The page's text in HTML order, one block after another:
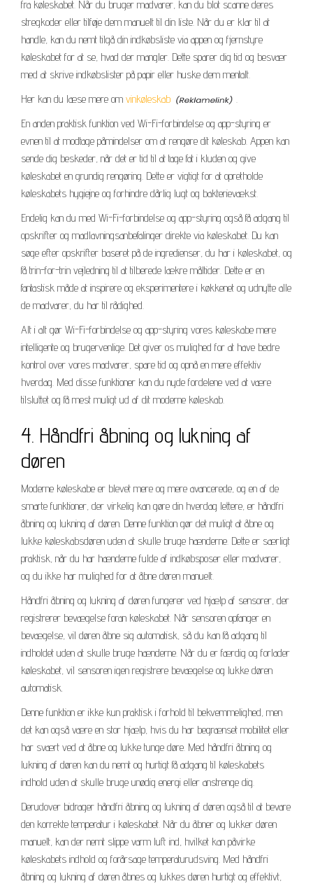
fra køleskabet. Når du bruger madvarer, kan du blot scanne deres
stregkoder eller tilføje dem manuelt til din liste. Når du er klar til at
handle, kan du nemt tilgå din indkøbsliste via appen og fjernstyre
køleskabet for at se, hvad der mangler. Dette sparer dig tid og besvær
med at skrive indkøbslister på papir eller huske dem mentalt.
Her kan du læse mere om vinkøleskab
.
En anden praktisk funktion ved Wi-Fi-forbindelse og app-styring er
evnen til at modtage påmindelser om at rengøre dit køleskab. Appen kan
sende dig beskeder, når det er tid til at tage fat i kluden og give
køleskabet en grundig rengøring. Dette er vigtigt for at opretholde
køleskabets hygiejne og forhindre dårlig lugt og bakterievækst.
Endelig kan du med Wi-Fi-forbindelse og app-styring også få adgang til
opskrifter og madlavningsanbefalinger direkte via køleskabet. Du kan
søge efter opskrifter baseret på de ingredienser, du har i køleskabet, og
få trin-for-trin vejledning til at tilberede lækre måltider. Dette er en
fantastisk måde at inspirere og eksperimentere i køkkenet og udnytte alle
de madvarer, du har til rådighed.
Alt i alt gør Wi-Fi-forbindelse og app-styring vores køleskabe mere
intelligente og brugervenlige. Det giver os mulighed for at have bedre
kontrol over vores madvarer, spare tid og opnå en mere effektiv
hverdag. Med disse funktioner kan du nyde fordelene ved at være
tilsluttet og få mest muligt ud af dit moderne køleskab.
4. Håndfri åbning og lukning af
døren
Moderne køleskabe er blevet mere og mere avancerede, og en af de
smarte funktioner, der virkelig kan gøre din hverdag lettere, er håndfri
åbning og lukning af døren. Denne funktion gør det muligt at åbne og
lukke køleskabsdøren uden at skulle bruge hænderne. Dette er særligt
praktisk, når du har hænderne fulde af indkøbsposer eller madvarer,
og du ikke har mulighed for at åbne døren manuelt.
Håndfri åbning og lukning af døren fungerer ved hjælp af sensorer, der
registrerer bevægelse foran køleskabet. Når sensoren opfanger en
bevægelse, vil døren åbne sig automatisk, så du kan få adgang til
indholdet uden at skulle bruge hænderne. Når du er færdig og forlader
køleskabet, vil sensoren igen registrere bevægelse og lukke døren
automatisk.
Denne funktion er ikke kun praktisk i forhold til bekvemmelighed, men
det kan også være en stor hjælp, hvis du har begrænset mobilitet eller
har svært ved at åbne og lukke tunge døre. Med håndfri åbning og
lukning af døren kan du nemt og hurtigt få adgang til køleskabets
indhold uden at skulle bruge unødig energi eller anstrenge dig.
Derudover bidrager håndfri åbning og lukning af døren også til at bevare
den korrekte temperatur i køleskabet. Når du åbner og lukker døren
manuelt, kan der nemt slippe varm luft ind, hvilket kan påvirke
køleskabets indhold og forårsage temperaturudsving. Med håndfri
åbning og lukning af døren åbnes og lukkes døren hurtigt og effektivt,